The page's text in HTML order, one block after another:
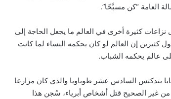
العامة “كن مسبَّحًا”.
كثيرة أخرى في العالم ما يجعل الحاجة إلى
كثيرين إن العالم لو كان يحكمه النساء لما كانت
عالم يحكمه الشباب.
بندكتس السادس عشر طوباويا والذي كان مزارعا
من غير الصحيح قتل أشخاص أبرياء، سُجن هذا